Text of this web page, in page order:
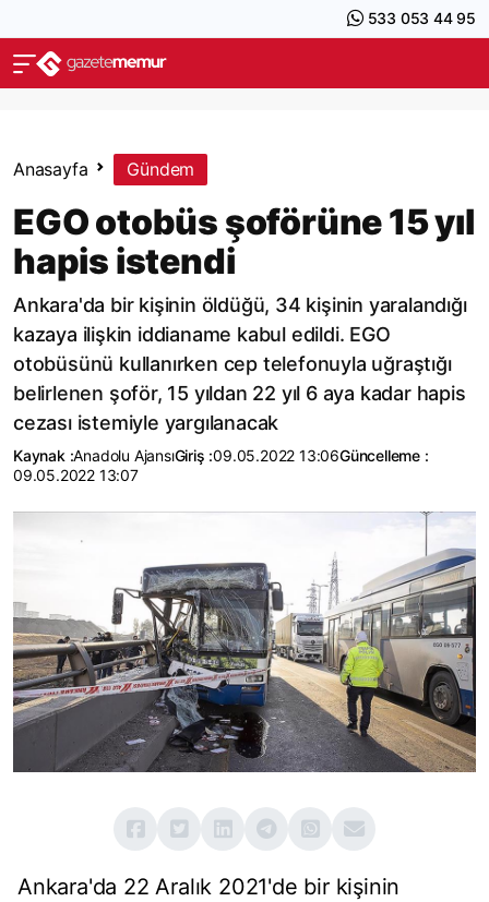
533 053 44 95
Anasayfa Gündem
EGO otobüs şoförüne 15 yıl
hapis istendi
Ankara'da bir kişinin öldüğü, 34 kişinin yaralandığı
kazaya ilişkin iddianame kabul edildi. EGO
otobüsünü kullanırken cep telefonuyla uğraştığı
belirlenen şoför, 15 yıldan 22 yıl 6 aya kadar hapis
cezası istemiyle yargılanacak
Kaynak :Anadolu AjansıGiriş :09.05.2022 13:06Güncelleme :
09.05.2022 13:07
Ankara'da 22 Aralık 2021'de bir kişinin